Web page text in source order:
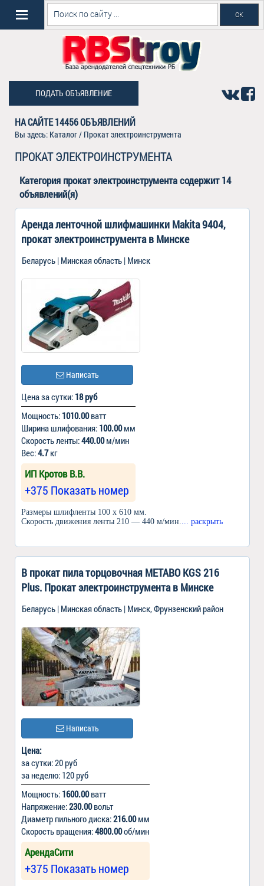
ПОДАТЬ ОБЪЯВЛЕНИЕ
НА САЙТЕ14456ОБЪЯВЛЕНИЙ
Вы здесь: Каталог/ Прокат электроинструмента
ПРОКАТ ЭЛЕКТРОИНСТРУМЕНТА
Категория прокат электроинструментасодержит 14
объявлений(я)
Аренда ленточной шлифмашинки Makita 9404,
прокат электроинструмента в Минске
Беларусь | Минская область | Минск
Написать
Цена за сутки: 18 руб
Мощность: 1010.00ватт
Ширина шлифования: 100.00мм
Скорость ленты:440.00м/мин
Вес:4.7кг
ИП Кротов В.В.
+375 Показать номер
Размеры шлифленты 100 x 610 мм.
Скорость движения ленты 210 — 440 м/мин.
... раскрыть
В прокат пила торцовочная METABO KGS 216
Plus. Прокат электроинструмента в Минске
Беларусь | Минская область | Минск, Фрунзенский район
Написать
Цена:
за сутки: 20 руб
за неделю: 120 руб
Мощность: 1600.00ватт
Напряжение:230.00вольт
Диаметр пильного диска:216.00мм
Скорость вращения:4800.00об/мин
АрендаСити
+375 Показать номер